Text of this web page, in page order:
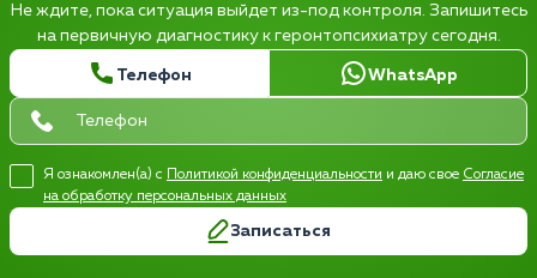
Не ждите, пока ситуация выйдет из-под контроля. Запишитесь
на первичную диагностику к геронтопсихиатру сегодня.
Телефон WhatsApp
Я ознакомлен(а) с Политикой конфиденциальности и даю свое Согласие
на обработку персональных данных
Записаться